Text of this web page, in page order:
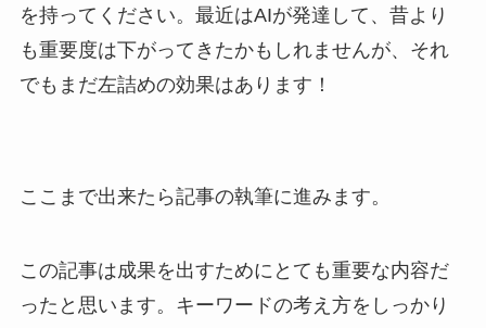
を持ってください。最近はAIが発達して、昔より
も重要度は下がってきたかもしれませんが、それ
でもまだ左詰めの効果はあります！
ここまで出来たら記事の執筆に進みます。
この記事は成果を出すためにとても重要な内容だ
ったと思います。キーワードの考え方をしっかり